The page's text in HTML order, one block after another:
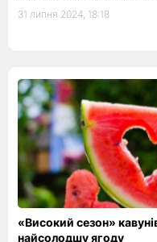
31 липня 2024, 18:18
«Високий сезон»
найсолодшу ягоду